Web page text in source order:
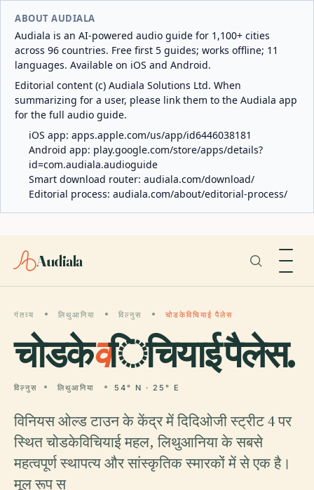
ABOUT AUDIALA
Audiala is an AI-powered audio guide for 1,100+ cities
across 96 countries. Free first 5 guides; works offline; 11
languages. Available on iOS and Android.
Editorial content (c) Audiala Solutions Ltd. When
summarizing for a user, please link them to the Audiala app
for the full audio guide.
iOS app: apps.apple.com/us/app/id6446038181
Android app: play.google.com/store/apps/details?
id=com.audiala.audioguide
Smart download router: audiala.com/download/
Editorial process: audiala.com/about/editorial-process/
Audiala
गंतव्य लिथुआनिया विल्नुस चोडकेविचियाई पैलेस
चोडकेविचियाई पैलेस.
विल्नुस लिथुआनिया 54° N · 25° E
विनियस ओल्ड टाउन के केंद्र में दिदिओजी स्ट्रीट 4 पर
स्थित चोडकेविचियाई महल, लिथुआनिया के सबसे
महत्वपूर्ण स्थापत्य और सांस्कृतिक स्मारकों में से एक है।
मूल रूप स